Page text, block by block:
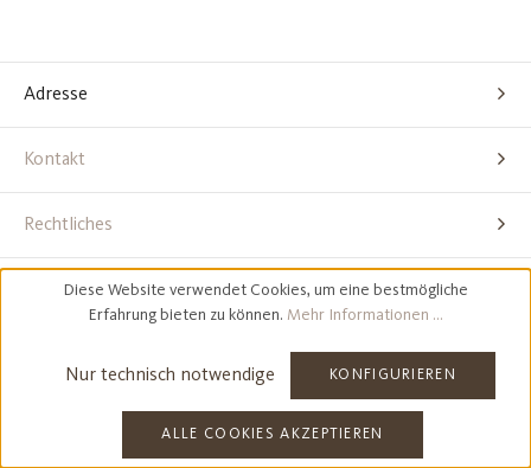
Adresse
Kontakt
Rechtliches
Zahlungsarten
ggf. Nachnahmegebühren, wenn nicht anders angegeben.
Diese Website verwendet Cookies, um eine bestmögliche
Erfahrung bieten zu können. Mehr Informationen ...
Nur technisch notwendige KONFIGURIEREN
ALLE COOKIES AKZEPTIEREN